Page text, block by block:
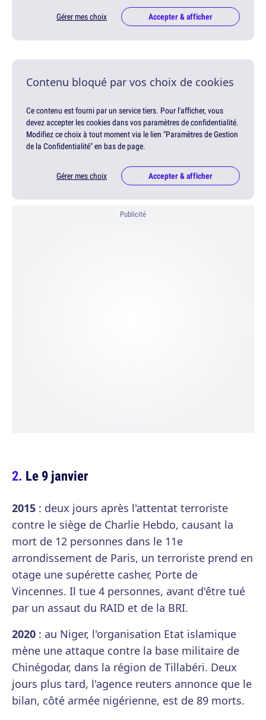
Gérer mes choix Accepter & afficher
Contenu bloqué par vos choix de cookies
Ce contenu est fourni par un service tiers. Pour l'afficher, vous
devez accepter les cookies dans vos paramètres de confidentialité.
Modifiez ce choix à tout moment via le lien "Paramètres de Gestion
de la Confidentialité" en bas de page.
Gérer mes choix Accepter & afficher
Publicité
Le 9 janvier
2015 : deux jours après l'attentat terroriste
contre le siège de Charlie Hebdo, causant la
mort de 12 personnes dans le 11e
arrondissement de Paris, un terroriste prend en
otage une supérette casher, Porte de
Vincennes. Il tue 4 personnes, avant d'être tué
par un assaut du RAID et de la BRI.
2020 : au Niger, l'organisation Etat islamique
mène une attaque contre la base militaire de
Chinégodar, dans la région de Tillabéri. Deux
jours plus tard, l'agence reuters annonce que le
bilan, côté armée nigérienne, est de 89 morts.